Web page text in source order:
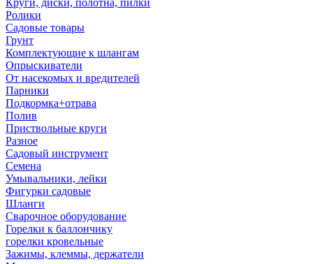
Круги, диски, полотна, пилки
Ролики
Садовые товары
Грунт
Комплектующие к шлангам
Опрыскиватели
От насекомых и вредителей
Парники
Подкормка+отрава
Полив
Приствольные круги
Разное
Садовый инструмент
Семена
Умывальники, лейки
Фигурки садовые
Шланги
Сварочное оборудование
Горелки к баллончику
горелки кровельные
Зажимы, клеммы, держатели